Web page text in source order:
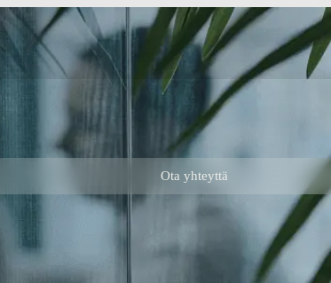
Ota yhteyttä